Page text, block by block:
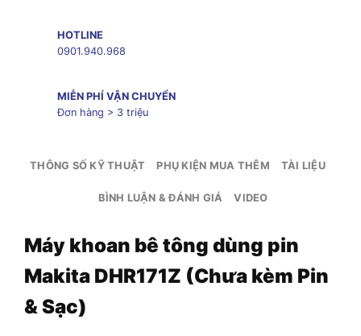
HOTLINE
0901.940.968
MIỄN PHÍ VẬN CHUYỂN
Đơn hàng > 3 triệu
THÔNG SỐ KỸ THUẬT PHỤ KIỆN MUA THÊM TÀI LIỆU
BÌNH LUẬN & ĐÁNH GIÁ VIDEO
Máy khoan bê tông dùng pin
Makita DHR171Z (Chưa kèm Pin
& Sạc)